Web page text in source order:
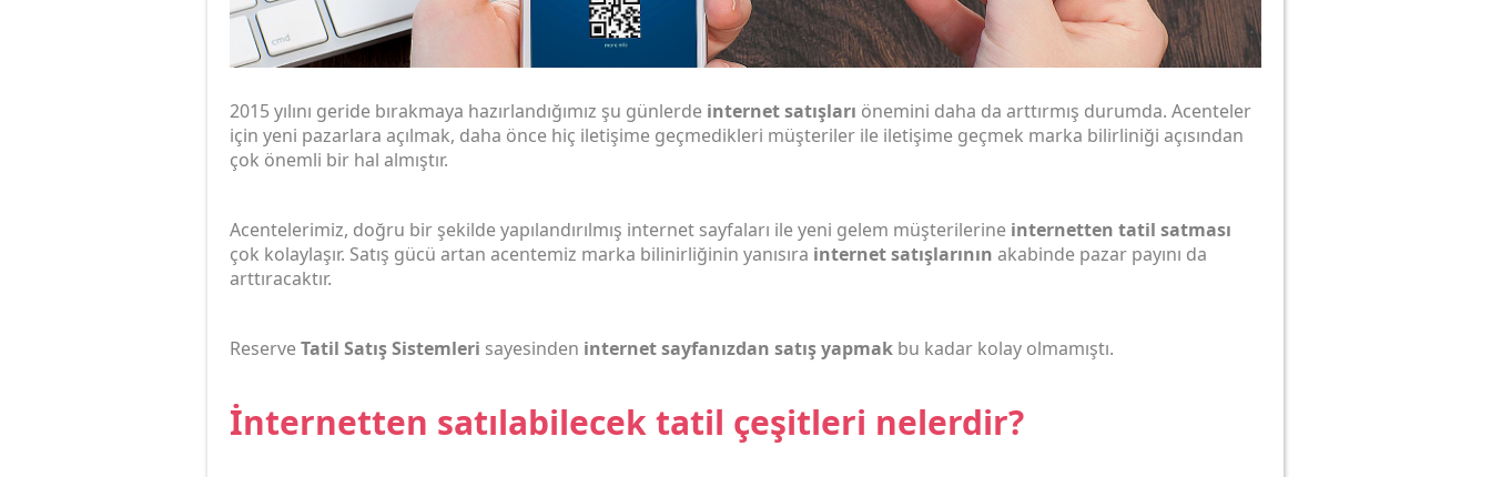
2015 yılını geride bırakmaya hazırlandığımız şu günlerde internet satışları önemini daha da arttırmış durumda. Acenteler
için yeni pazarlara açılmak, daha önce hiç iletişime geçmedikleri müşteriler ile iletişime geçmek marka bilirliniği açısından
çok önemli bir hal almıştır.
Acentelerimiz, doğru bir şekilde yapılandırılmış internet sayfaları ile yeni gelem müşterilerine internetten tatil satması
çok kolaylaşır. Satış gücü artan acentemiz marka bilinirliğinin yanısıra internet satışlarının akabinde pazar payını da
arttıracaktır.
ReserveTatil Satış Sistemleri sayesinden internet sayfanızdan satış yapmak bu kadar kolay olmamıştı.
İnternetten satılabilecek tatil çeşitleri nelerdir?